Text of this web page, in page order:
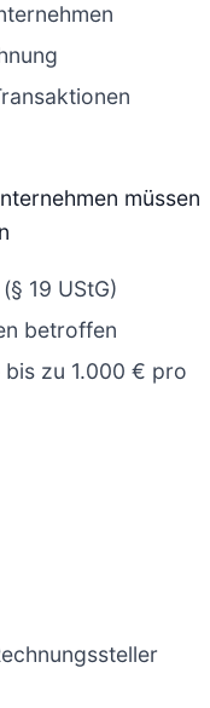
müssen
19 UStG)
betroffen
zu 1.000 € pro